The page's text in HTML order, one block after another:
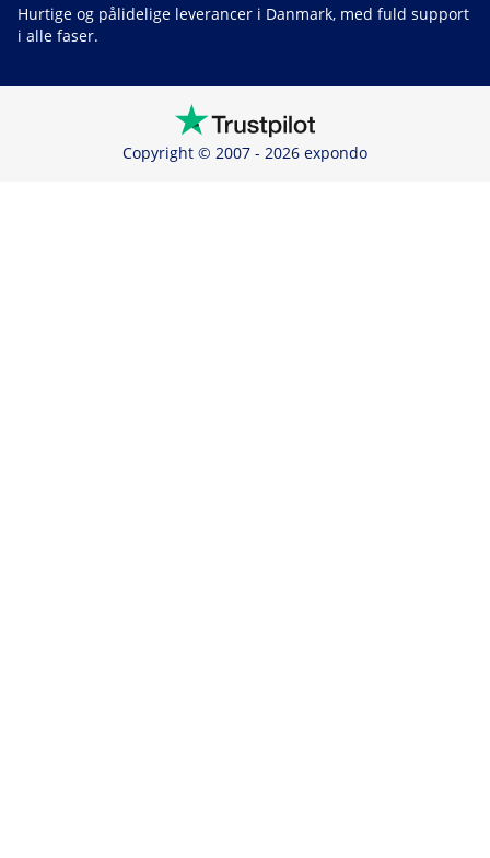
Hurtige og pålidelige leverancer i Danmark, med fuld support
i alle faser.
Copyright © 2007 - 2026 expondo